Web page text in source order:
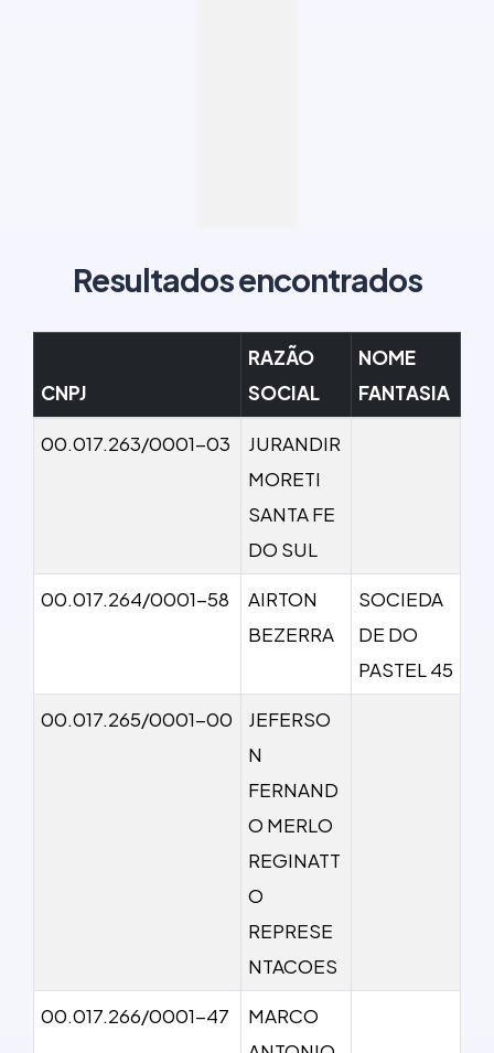
Resultados encontrados
CNPJ
RAZÃO
SOCIAL
NOME
FANTASIA
00.017.263/0001-03
JURANDIR
MORETI
SANTA FE
DO SUL
00.017.264/0001-58
AIRTON
BEZERRA
SOCIEDA
DE DO
PASTEL 45
00.017.265/0001-00
JEFERSO
N
FERNAND
O MERLO
REGINATT
O
REPRESE
NTACOES
00.017.266/0001-47
MARCO